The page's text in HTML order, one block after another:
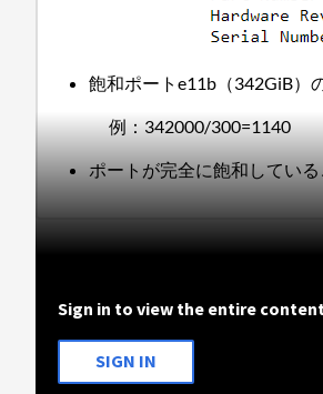
飽和ポートe11b（342GiB）
例：342000/300=1140
ポートが完全に飽和してい
Sign in to view the entire
SIGN IN